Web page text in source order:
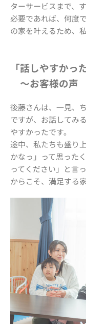
ターサービスまで、
必要であれば、何度
の家を叶えるため、
「話しやすかっ
〜お客様の
後藤さんは、一見、
ですが、お話してみ
やすかったです。
途中、私たちも盛り
かなっ」って思った
ってください」と言
からこそ、満足する